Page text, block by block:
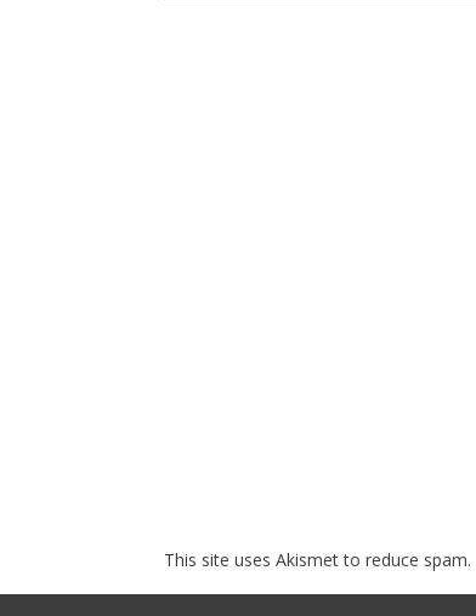
This site uses Akismet to reduce spam.